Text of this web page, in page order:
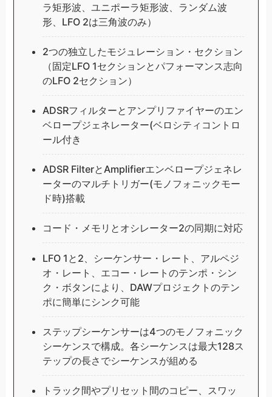
ラ矩形波、ユニポーラ矩形波、ランダム波
形、LFO 2は三角波のみ）
2つの独立したモジュレーション・セクション
（固定LFO 1セクションとパフォーマンス志向
のLFO 2セクション）
ADSRフィルターとアンプリファイヤーのエン
ベロープジェネレーター(ベロシティコントロ
ール付き
ADSR FilterとAmplifierエンベロープジェネレ
ーターのマルチトリガー(モノフォニックモー
ド時)搭載
コード・メモリとオシレーター2の同期に対応
LFO 1と2、シーケンサー・レート、アルペジ
オ・レート、エコー・レートのテンポ・シン
ク・ボタンにより、DAWプロジェクトのテン
ポに簡単にシンク可能
ステップシーケンサーは4つのモノフォニック
シーケンスで構成。各シーケンスは最大128ス
テップの長さでシーケンスが組める
トラック間やプリセット間のコピー、スワッ